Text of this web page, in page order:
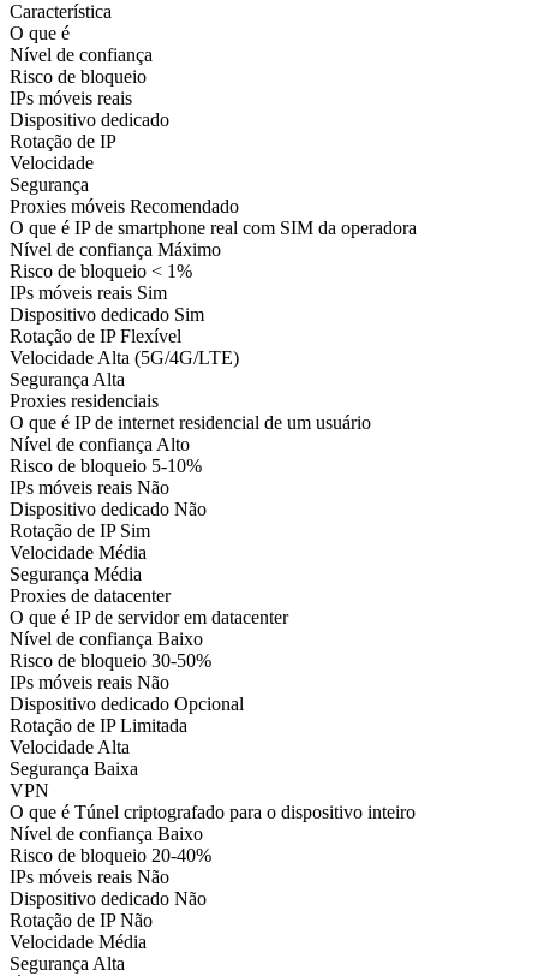
Característica
O que é
Nível de confiança
Risco de bloqueio
IPs móveis reais
Dispositivo dedicado
Rotação de IP
Velocidade
Segurança
Proxies móveis Recomendado
O que é IP de smartphone real com SIM da operadora
Nível de confiança Máximo
Risco de bloqueio < 1%
IPs móveis reais Sim
Dispositivo dedicado Sim
Rotação de IPFlexível
VelocidadeAlta (5G/4G/LTE)
SegurançaAlta
Proxies residenciais
O que é IP de internet residencial de um usuário
Nível de confiançaAlto
Risco de bloqueio 5-10%
IPs móveis reais Não
Dispositivo dedicado Não
Rotação de IP Sim
Velocidade Média
Segurança Média
Proxies de datacenter
O que é IP de servidor em datacenter
Nível de confiança Baixo
Risco de bloqueio 30-50%
IPs móveis reais Não
Dispositivo dedicado Opcional
Rotação de IPLimitada
VelocidadeAlta
Segurança Baixa
VPN
O que é Túnel criptografado para o dispositivo inteiro
Nível de confiança Baixo
Risco de bloqueio 20-40%
IPs móveis reais Não
Dispositivo dedicado Não
Rotação de IPNão
Velocidade Média
SegurançaAlta